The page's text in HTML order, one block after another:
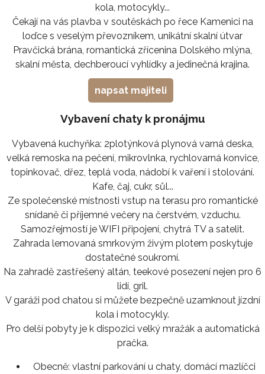
kola, motocykly...
Čekají na vás plavba v soutěskách po řece Kamenici na
loďce s veselým převozníkem, unikátní skalní útvar
Pravčická brána, romantická zřícenina Dolského mlýna,
skalní města, dechberoucí vyhlídky a jedinečná krajina.
napsat majiteli
Vybavení chaty k pronájmu
Vybavená kuchyňka: 2plotýnková plynová varná deska,
velká remoska na pečení, mikrovlnka, rychlovarná konvice,
topinkovač, dřez, teplá voda, nádobí k vaření i stolování.
Kafe, čaj, cukr, sůl...
Ze společenské místnosti vstup na terasu pro romantické
snídaně či příjemné večery na čerstvém, vzduchu.
Samozřejmostí je WIFI připojení, chytrá TV a satelit.
Zahrada lemovaná smrkovým živým plotem poskytuje
dostatečné soukromí.
Na zahradě zastřešený altán, teekové posezení nejen pro 6
lidí, gril.
V garáži pod chatou si můžete bezpečně uzamknout jízdní
kola i motocykly.
Pro delší pobyty je k dispozici velký mražák a automatická
pračka.
Obecně: vlastní parkování u chaty, domácí mazlíčci